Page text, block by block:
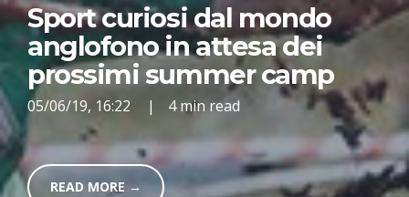
Sport curiosi dal mondo
anglofono in attesa dei
prossimi summer camp
05/06/19, 16:22 | 4 min read
READ MORE →